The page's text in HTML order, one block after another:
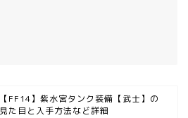
【FF14】紫水宮タンク装備【武士】の
見た目と入手方法など詳細